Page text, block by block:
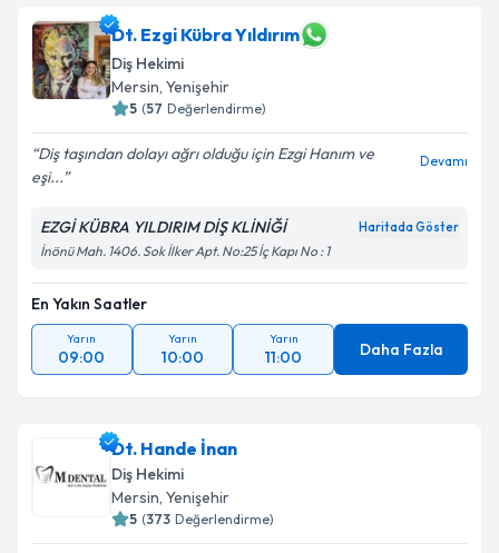
Dt. Ezgi Kübra Yıldırım
Diş Hekimi
Mersin, Yenişehir
5 (57 Değerlendirme)
Diş taşından dolayı ağrı olduğu için Ezgi Hanım ve
eşi...
Devamı
EZGİ KÜBRA YILDIRIM DİŞ KLİNİĞİ Haritada Göster
İnönü Mah. 1406. Sok İlker Apt. No:25 İç Kapı No : 1
En Yakın Saatler
Yarın
09:00
Yarın
10:00
Yarın
11:00 Daha Fazla
Dt. Hande İnan
Diş Hekimi
Mersin, Yenişehir
5 (373 Değerlendirme)